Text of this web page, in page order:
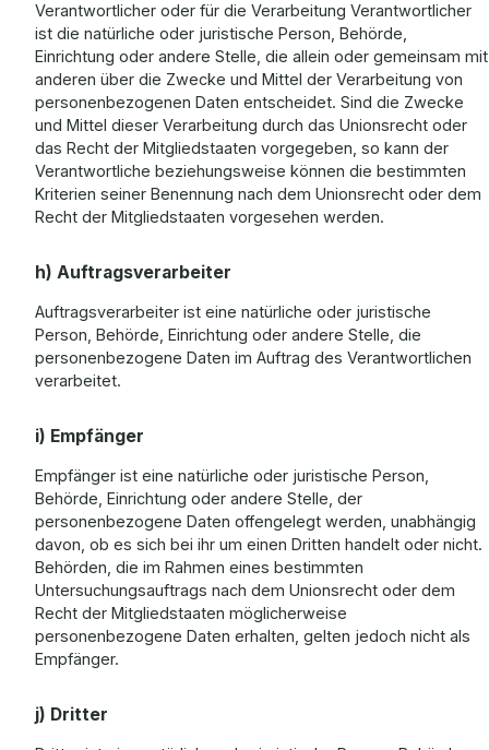
Verantwortlicher oder für die Verarbeitung Verantwortlicher
ist die natürliche oder juristische Person, Behörde,
Einrichtung oder andere Stelle, die allein oder gemeinsam mit
anderen über die Zwecke und Mittel der Verarbeitung von
personenbezogenen Daten entscheidet. Sind die Zwecke
und Mittel dieser Verarbeitung durch das Unionsrecht oder
das Recht der Mitgliedstaaten vorgegeben, so kann der
Verantwortliche beziehungsweise können die bestimmten
Kriterien seiner Benennung nach dem Unionsrecht oder dem
Recht der Mitgliedstaaten vorgesehen werden.
h) Auftragsverarbeiter
Auftragsverarbeiter ist eine natürliche oder juristische
Person, Behörde, Einrichtung oder andere Stelle, die
personenbezogene Daten im Auftrag des Verantwortlichen
verarbeitet.
i) Empfänger
Empfänger ist eine natürliche oder juristische Person,
Behörde, Einrichtung oder andere Stelle, der
personenbezogene Daten offengelegt werden, unabhängig
davon, ob es sich bei ihr um einen Dritten handelt oder nicht.
Behörden, die im Rahmen eines bestimmten
Untersuchungsauftrags nach dem Unionsrecht oder dem
Recht der Mitgliedstaaten möglicherweise
personenbezogene Daten erhalten, gelten jedoch nicht als
Empfänger.
j) Dritter